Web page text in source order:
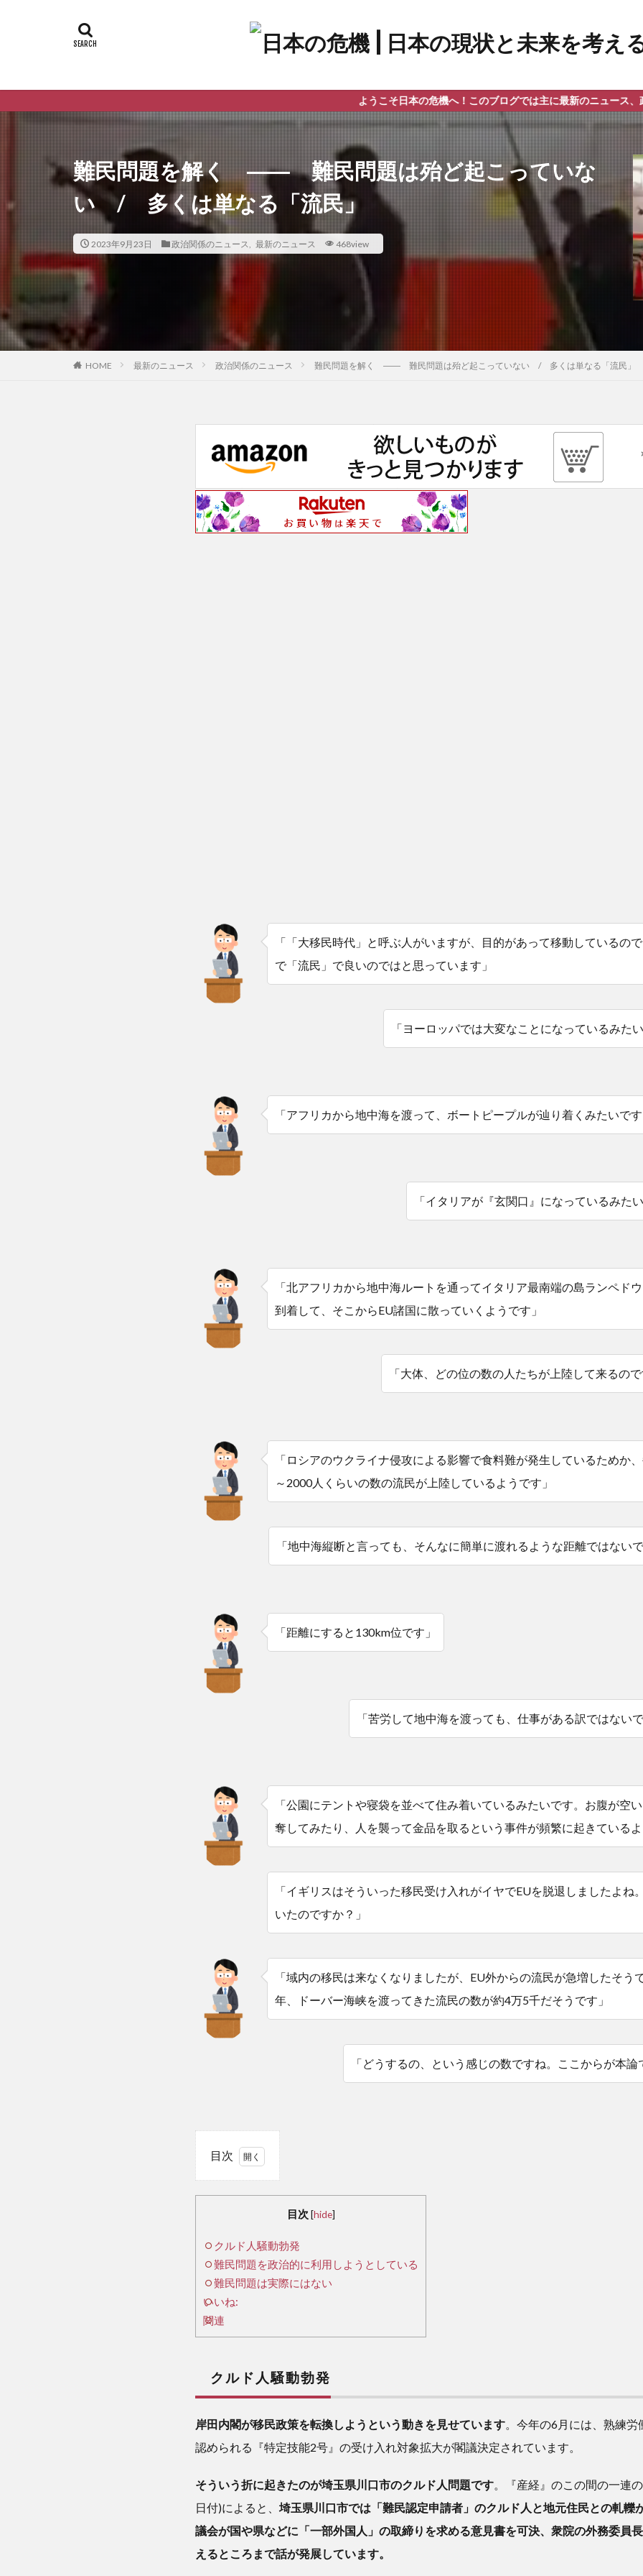
ようこそ日本の危機へ！このブログでは主に最新のニュース、政治、教育問題
難民問題を解く ―― 難民問題は殆ど起こっていな
い / 多くは単なる「流民」
2023年9月23日 政治関係のニュース 最新のニュース 468view
HOME 最新のニュース 政治関係のニュース 難民問題を解く ―― 難民問題は殆ど起こっていない / 多くは単なる「流民」
「「大移民時代」と呼ぶ人がいますが、目的があって移動しているの
で「流民」で良いのではと思っています」
「ヨーロッパでは大変なことになっているみた
「アフリカから地中海を渡って、ボートピープルが辿り着くみたいで
「イタリアが『玄関口』になっているみた
「北アフリカから地中海ルートを通ってイタリア最南端の島ランペド
到着して、そこからEU諸国に散っていくようです」
「大体、どの位の数の人たちが上陸して来るの
「ロシアのウクライナ侵攻による影響で食料難が発生しているためか
～2000人くらいの数の流民が上陸しているようです」
「地中海縦断と言っても、そんなに簡単に渡れるような距離ではない
「距離にすると130km位です」
「苦労して地中海を渡っても、仕事がある訳ではない
「公園にテントや寝袋を並べて住み着いているみたいです。お腹が空
奪してみたり、人を襲って金品を取るという事件が頻繁に起きている
「イギリスはそういった移民受け入れがイヤでEUを脱退しましたよね
いたのですか？」
「域内の移民は来なくなりましたが、EU外からの流民が急増したそう
年、ドーバー海峡を渡ってきた流民の数が約4万5千だそうです」
「どうするの、という感じの数ですね。ここからが本
目次
ド
人
騒
動
勃
難
問
題
政
治
的
に
利
目次 [hide]
クルド人騒動勃発
難民問題を政治的に利用しようとしている
難民問題は実際にはない
いいね:
関連
クルド人騒動勃発
岸田内閣が移民政策を転換しようという動きを見せています 。今年の6月には、熟練
認められる『特定技能2号』の受け入れ対象拡大が閣議決定されています。
そういう折に起きたのが埼玉県川口市のクルド人問題です 。『産経』のこの間の一連
日付)によると、 埼玉県川口市では「難民認定申請者」のクルド人と地元住民との軋轢
議会が国や県などに「一部外国人」の取締りを求める意見書を可決、衆院の外務委員
えるところまで話が発展しています。